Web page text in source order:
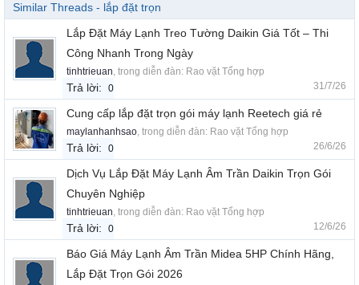
Similar Threads - lắp đặt trọn
Lắp Đặt Máy Lạnh Treo Tường Daikin Giá Tốt – Thi
Công Nhanh Trong Ngày
tinhtrieuan, trong diễn đàn: Rao vặt Tổng hợp
Trả lời: 0 31/7/26
Cung cấp lắp đặt trọn gói máy lạnh Reetech giá rẻ
maylanhanhsao, trong diễn đàn: Rao vặt Tổng hợp
Trả lời: 0 26/6/26
Dịch Vụ Lắp Đặt Máy Lạnh Âm Trần Daikin Trọn Gói
Chuyên Nghiệp
tinhtrieuan, trong diễn đàn: Rao vặt Tổng hợp
Trả lời: 0 12/6/26
Báo Giá Máy Lạnh Âm Trần Midea 5HP Chính Hãng,
Lắp Đặt Trọn Gói 2026